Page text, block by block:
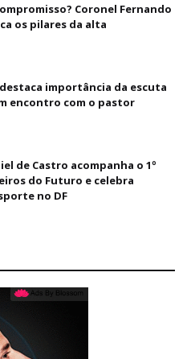
Coronel Fernando
os pilares da alta
importância da escuta
encontro com o pastor
de Castro acompanha o 1º
do Futuro e celebra
no DF